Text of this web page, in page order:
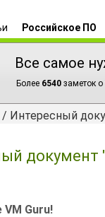
Российское ПО
Все самое
Более 6540 заметок о
/ Интересный
документ
Guru!